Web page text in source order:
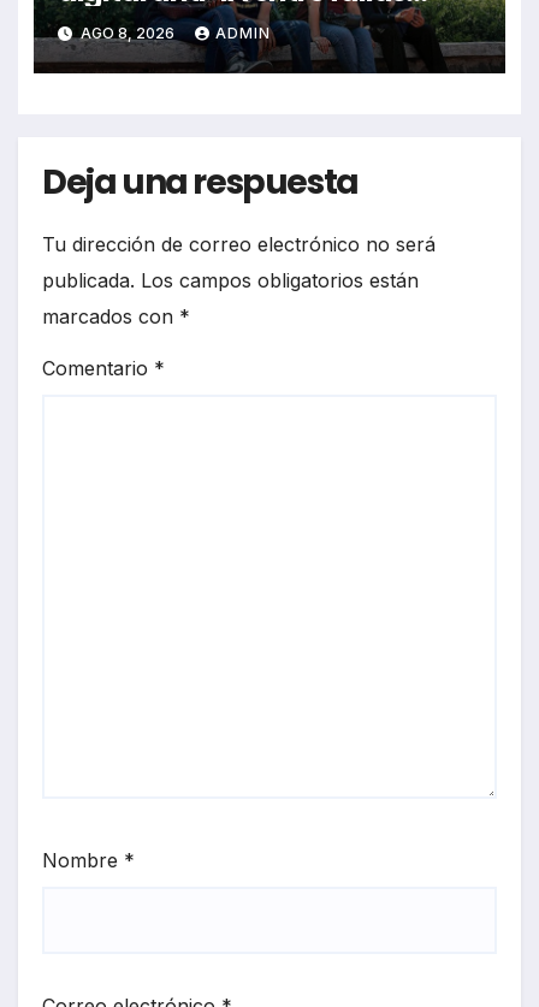
técnicas y angustia estudiantil
AGO 8, 2026 ADMIN
Deja una respuesta
Tu dirección de correo electrónico no será
publicada. Los campos obligatorios están
marcados con *
Comentario *
Nombre *